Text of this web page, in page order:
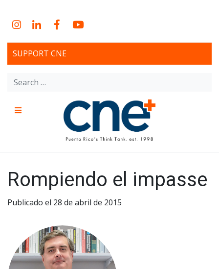
contentInstagram
LinkedInFacebookYouTube
SUPPORT CNE
Search
CNE – Centro Para Una
Nueva Economía – Center
for a New Economy
Non-profit, economic research and policy development
Rompiendo el impasse
Publicado el 28 de abril de 2015